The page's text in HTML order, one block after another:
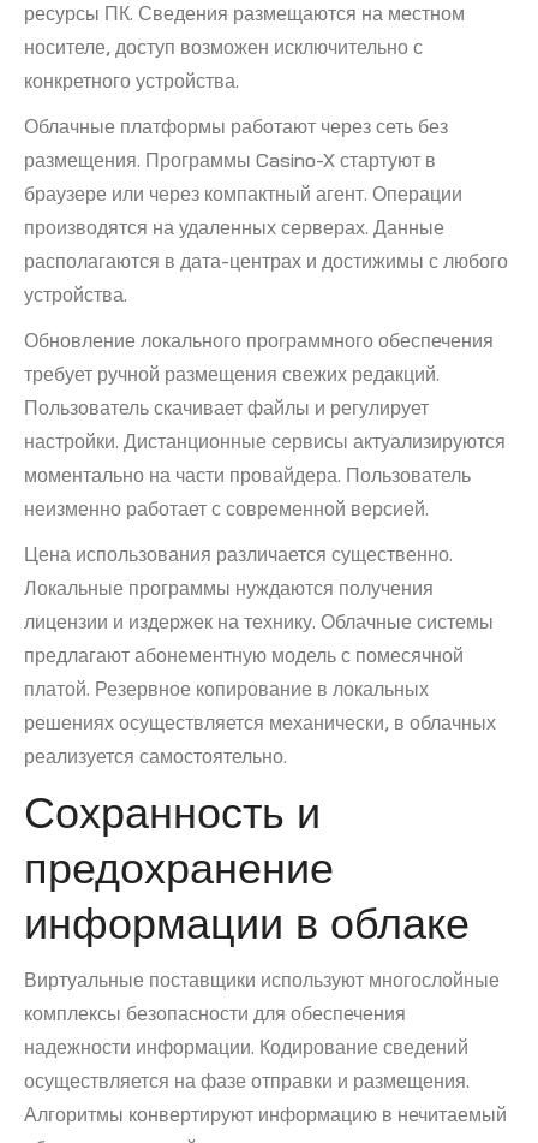
ресурсы ПК. Сведения размещаются на местном
носителе, доступ возможен исключительно с
конкретного устройства.
Облачные платформы работают через сеть без
размещения. Программы Casino-X стартуют в
браузере или через компактный агент. Операции
производятся на удаленных серверах. Данные
располагаются в дата-центрах и достижимы с любого
устройства.
Обновление локального программного обеспечения
требует ручной размещения свежих редакций.
Пользователь скачивает файлы и регулирует
настройки. Дистанционные сервисы актуализируются
моментально на части провайдера. Пользователь
неизменно работает с современной версией.
Цена использования различается существенно.
Локальные программы нуждаются получения
лицензии и издержек на технику. Облачные системы
предлагают абонементную модель с помесячной
платой. Резервное копирование в локальных
решениях осуществляется механически, в облачных
реализуется самостоятельно.
Сохранность и
предохранение
информации в облаке
Виртуальные поставщики используют многослойные
комплексы безопасности для обеспечения
надежности информации. Кодирование сведений
осуществляется на фазе отправки и размещения.
Алгоритмы конвертируют информацию в нечитаемый